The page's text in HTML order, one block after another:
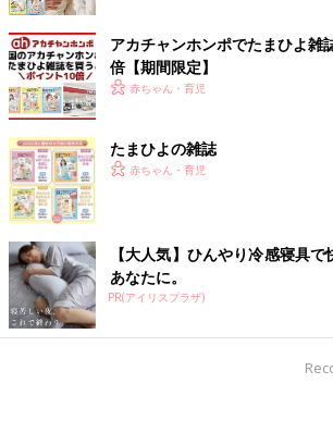
アカチャンホンポでたまひよ雑
倍【期間限定】
赤ちゃん・育児
たまひよの雑誌
赤ちゃん・育児
【大人気】ひんやり冷感寝具
あなたに。
PR(アイリスプラザ)